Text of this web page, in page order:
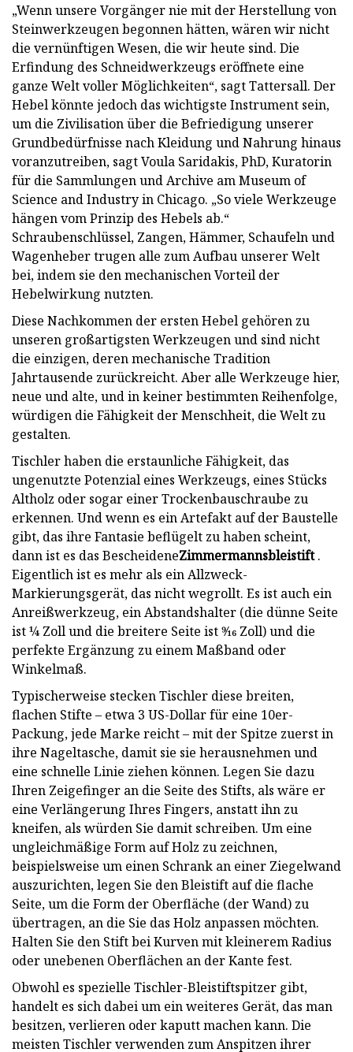
„Wenn unsere Vorgänger nie mit der Herstellung von
Steinwerkzeugen begonnen hätten, wären wir nicht
die vernünftigen Wesen, die wir heute sind. Die
Erfindung des Schneidwerkzeugs eröffnete eine
ganze Welt voller Möglichkeiten“, sagt Tattersall. Der
Hebel könnte jedoch das wichtigste Instrument sein,
um die Zivilisation über die Befriedigung unserer
Grundbedürfnisse nach Kleidung und Nahrung hinaus
voranzutreiben, sagt Voula Saridakis, PhD, Kuratorin
für die Sammlungen und Archive am Museum of
Science and Industry in Chicago. „So viele Werkzeuge
hängen vom Prinzip des Hebels ab.“
Schraubenschlüssel, Zangen, Hämmer, Schaufeln und
Wagenheber trugen alle zum Aufbau unserer Welt
bei, indem sie den mechanischen Vorteil der
Hebelwirkung nutzten.
Diese Nachkommen der ersten Hebel gehören zu
unseren großartigsten Werkzeugen und sind nicht
die einzigen, deren mechanische Tradition
Jahrtausende zurückreicht. Aber alle Werkzeuge hier,
neue und alte, und in keiner bestimmten Reihenfolge,
würdigen die Fähigkeit der Menschheit, die Welt zu
gestalten.
Tischler haben die erstaunliche Fähigkeit, das
ungenutzte Potenzial eines Werkzeugs, eines Stücks
Altholz oder sogar einer Trockenbauschraube zu
erkennen. Und wenn es ein Artefakt auf der Baustelle
gibt, das ihre Fantasie beflügelt zu haben scheint,
dann ist es das BescheideneZimmermannsbleistift.
Eigentlich ist es mehr als ein Allzweck-
Markierungsgerät, das nicht wegrollt. Es ist auch ein
Anreißwerkzeug, ein Abstandshalter (die dünne Seite
ist ¼ Zoll und die breitere Seite ist 9⁄16 Zoll) und die
perfekte Ergänzung zu einem Maßband oder
Winkelmaß.
Typischerweise stecken Tischler diese breiten,
flachen Stifte – etwa 3 US-Dollar für eine 10er-
Packung, jede Marke reicht – mit der Spitze zuerst in
ihre Nageltasche, damit sie sie herausnehmen und
eine schnelle Linie ziehen können. Legen Sie dazu
Ihren Zeigefinger an die Seite des Stifts, als wäre er
eine Verlängerung Ihres Fingers, anstatt ihn zu
kneifen, als würden Sie damit schreiben. Um eine
ungleichmäßige Form auf Holz zu zeichnen,
beispielsweise um einen Schrank an einer Ziegelwand
auszurichten, legen Sie den Bleistift auf die flache
Seite, um die Form der Oberfläche (der Wand) zu
übertragen, an die Sie das Holz anpassen möchten.
Halten Sie den Stift bei Kurven mit kleinerem Radius
oder unebenen Oberflächen an der Kante fest.
Obwohl es spezielle Tischler-Bleistiftspitzer gibt,
handelt es sich dabei um ein weiteres Gerät, das man
besitzen, verlieren oder kaputt machen kann. Die
meisten Tischler verwenden zum Anspitzen ihrer